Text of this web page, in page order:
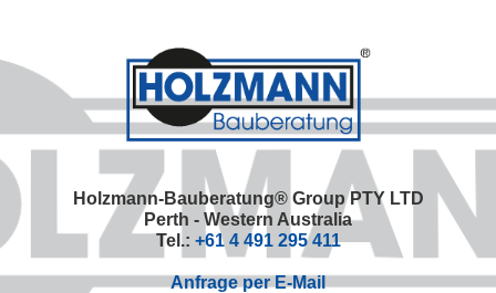
primary
navigation
main
primary
footer
Holzmann-Bauberatung® Group PTY LTD
Perth - Western Australia
Tel.: +61 4 491 295 411
Anfrage per E-Mail